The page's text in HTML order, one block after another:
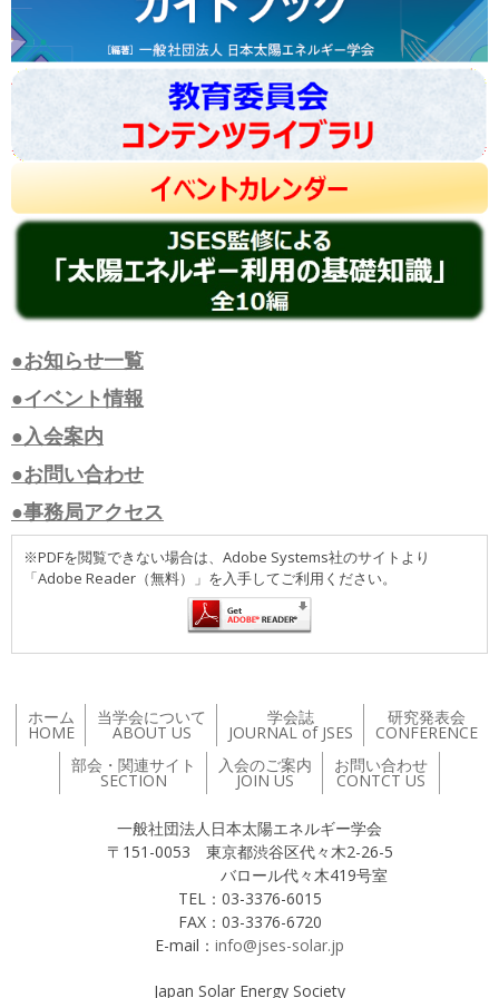
●お知らせ一覧
●イベント情報
●入会案内
●お問い合わせ
●事務局アクセス
※PDFを閲覧できない場合は、Adobe Systems社のサイトより
「Adobe Reader（無料）」を入手してご利用ください。
ホーム
HOME
当学会について
ABOUT US
学会誌
JOURNAL of JSES
研究発表会
CONFERENCE
部会・関連サイト
SECTION
入会のご案内
JOIN US
お問い合わせ
CONTCT US
一般社団法人日本太陽エネルギー学会
〒151-0053 東京都渋谷区代々木2-26-5
バロール代々木419号室
TEL：03-3376-6015
FAX：03-3376-6720
E-mail： info@jses-solar.jp
Japan Solar Energy Society